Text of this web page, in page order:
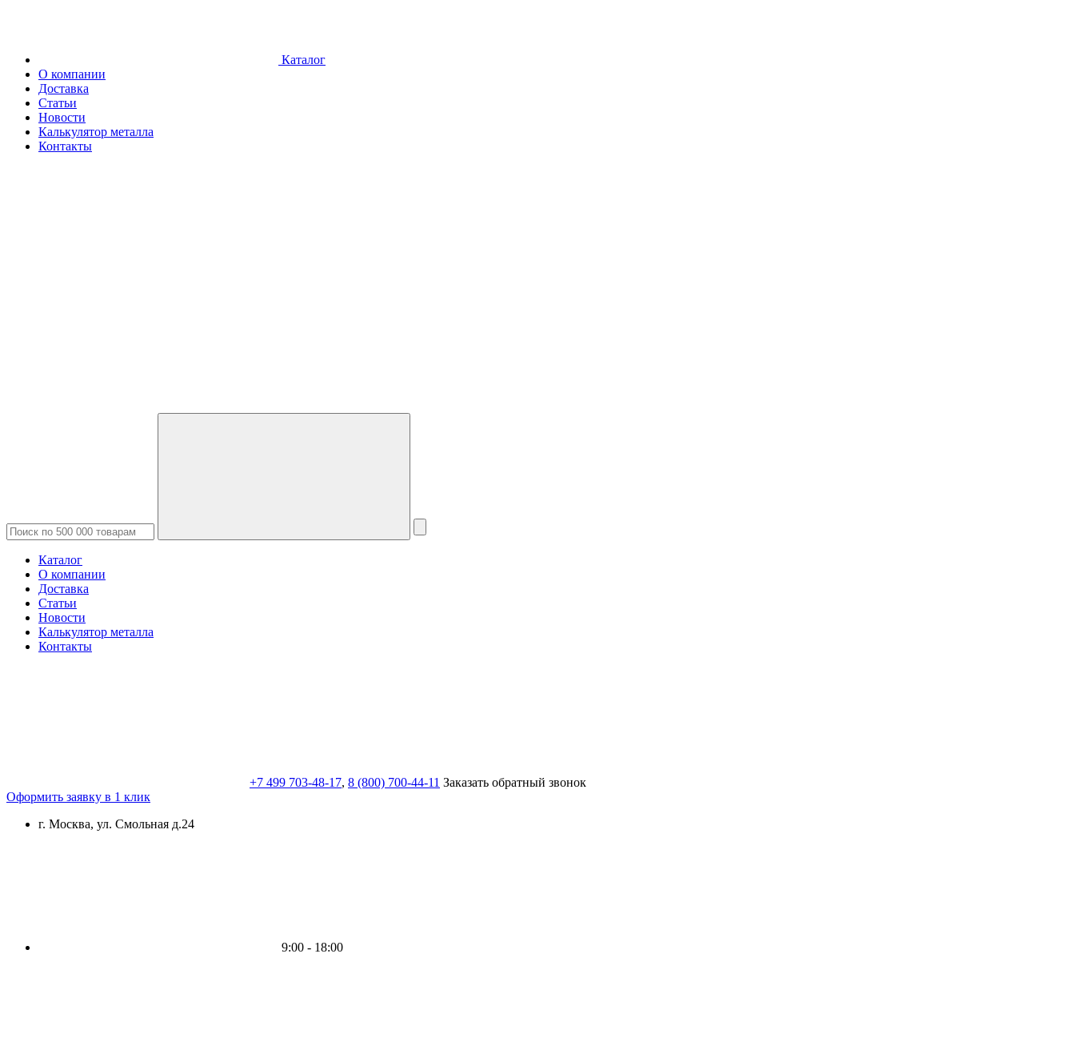
Каталог
О компании
Доставка
Статьи
Новости
Калькулятор металла
Контакты
Каталог
О компании
Доставка
Статьи
Новости
Калькулятор металла
Контакты
+7 499 703-48-17, 8 (800) 700-44-11 Заказать обратный звонок
Оформить заявку в 1 клик
г. Москва, ул. Смольная д.24
9:00 - 18:00